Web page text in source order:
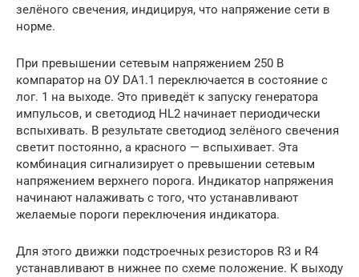
зелёного свечения, индицируя, что напряжение сети в
норме.
При превышении сетевым напряжением 250 В
компаратор на ОУ DA1.1 переключается в состояние с
лог. 1 на выходе. Это приведёт к запуску генератора
импульсов, и светодиод HL2 начинает периодически
вспыхивать. В результате светодиод зелёного свечения
светит постоянно, а красного — вспыхивает. Эта
комбинация сигнализирует о превышении сетевым
напряжением верхнего порога. Индикатор напряжения
начинают налаживать с того, что устанавливают
желаемые пороги переключения индикатора.
Для этого движки подстроечных резисторов R3 и R4
устанавливают в нижнее по схеме положение. К выходу